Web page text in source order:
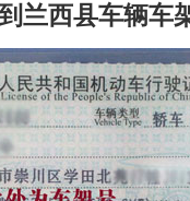
兰西县车辆车